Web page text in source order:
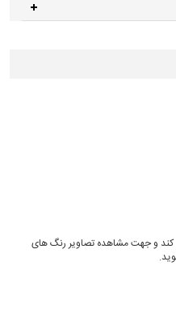
کند و جهت مشاهده تصاویر رنگ های